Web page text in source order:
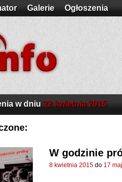
Galerie Ogłoszenia
w dniu 22 kwietnia 2015
W godzinie
8 kwietnia 2015 do 17